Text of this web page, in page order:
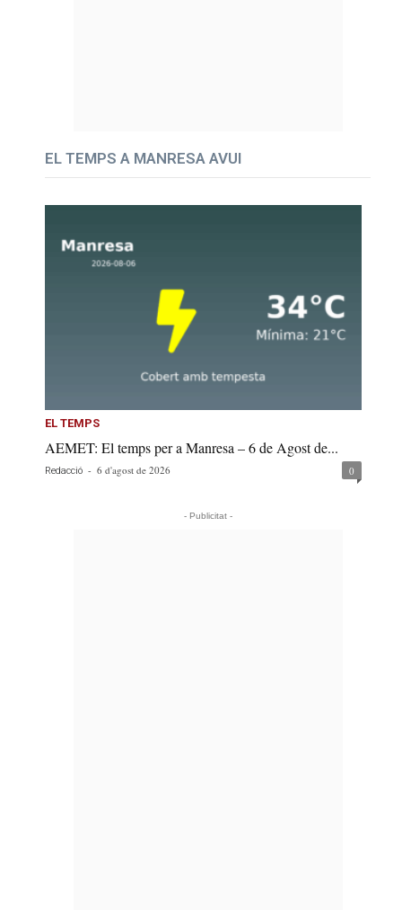
EL TEMPS A MANRESA AVUI
EL TEMPS
AEMET: El temps per a Manresa – 6 de Agost de...
Redacció - 6 d'agost de 2026 0
- Publicitat -